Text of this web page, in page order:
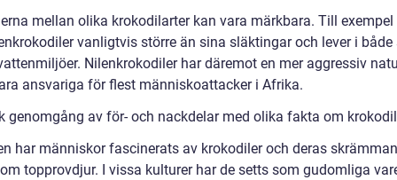
mellan olika krokodilarter kan vara märkbara. Till exempel
vanligtvis större än sina släktingar och lever i både
Nilenkrokodiler har däremot en mer aggressiv
ansvariga för flest människoattacker i Afrika.
genomgång av för- och nackdelar med olika fakta om
har människor fascinerats av krokodiler och deras
topprovdjur. I vissa kulturer har de setts som gudomliga